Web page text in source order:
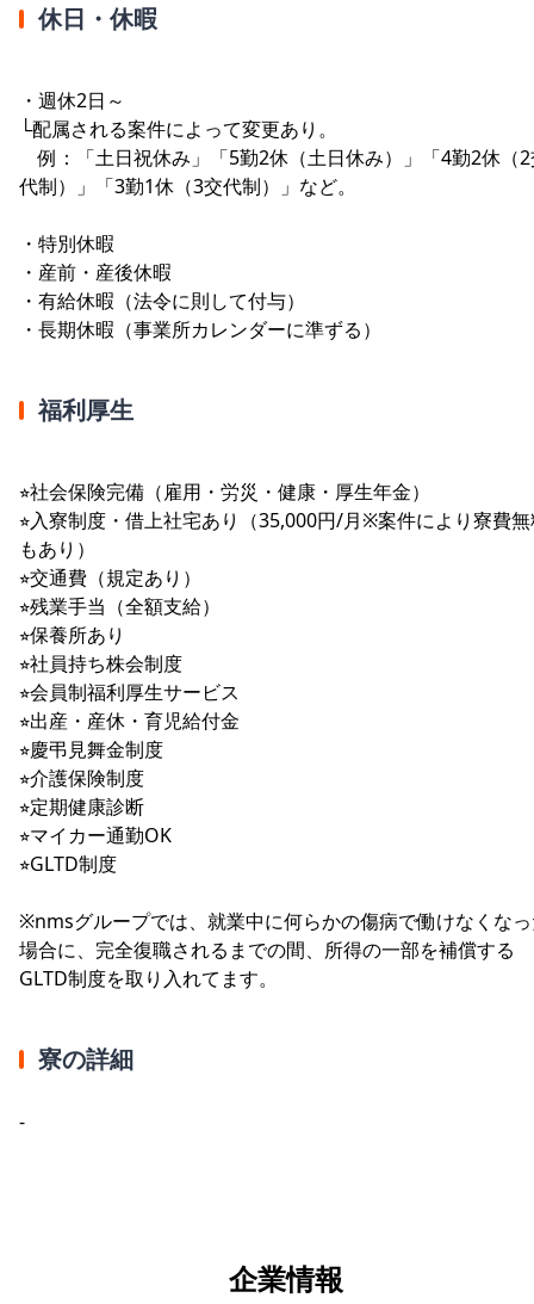
休日・休暇
・週休2日～
└配属される案件によって変更あり。
例：「土日祝休み」「5勤2休（土日休み）」「4勤2休（
代制）」「3勤1休（3交代制）」など。
・特別休暇
・産前・産後休暇
・有給休暇（法令に則して付与）
・長期休暇（事業所カレンダーに準ずる）
福利厚生
⭐︎社会保険完備（雇用・労災・健康・厚生年金）
⭐︎入寮制度・借上社宅あり（35,000円/月※案件により寮費
もあり）
⭐︎交通費（規定あり）
⭐︎残業手当（全額支給）
⭐︎保養所あり
⭐︎社員持ち株会制度
⭐︎会員制福利厚生サービス
⭐︎出産・産休・育児給付金
⭐︎慶弔見舞金制度
⭐︎介護保険制度
⭐︎定期健康診断
⭐︎マイカー通勤OK
⭐︎GLTD制度
※nmsグループでは、就業中に何らかの傷病で働けなくな
場合に、完全復職されるまでの間、所得の一部を補償する
GLTD制度を取り入れてます。
寮の詳細
-
企業情報